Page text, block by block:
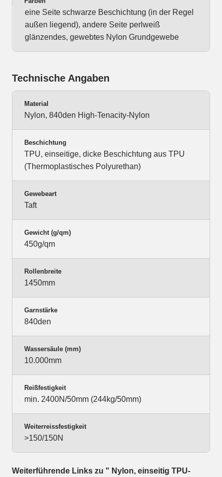
eine Seite schwarze Beschichtung (in der Regel
außen liegend), andere Seite perlweiß
glänzendes, gewebtes Nylon Grundgewebe
Technische Angaben
Material
Nylon, 840den High-Tenacity-Nylon
Beschichtung
TPU, einseitige, dicke Beschichtung aus TPU
(Thermoplastisches Polyurethan)
Gewebeart
Taft
Gewicht (g/qm)
450g/qm
Rollenbreite
1450mm
Garnstärke
840den
Wassersäule (mm)
10.000mm
Reißfestigkeit
min. 2400N/50mm (244kg/50mm)
Weiterreissfestigkeit
>150/150N
Weiterführende Links zu " Nylon, einseitig TPU-